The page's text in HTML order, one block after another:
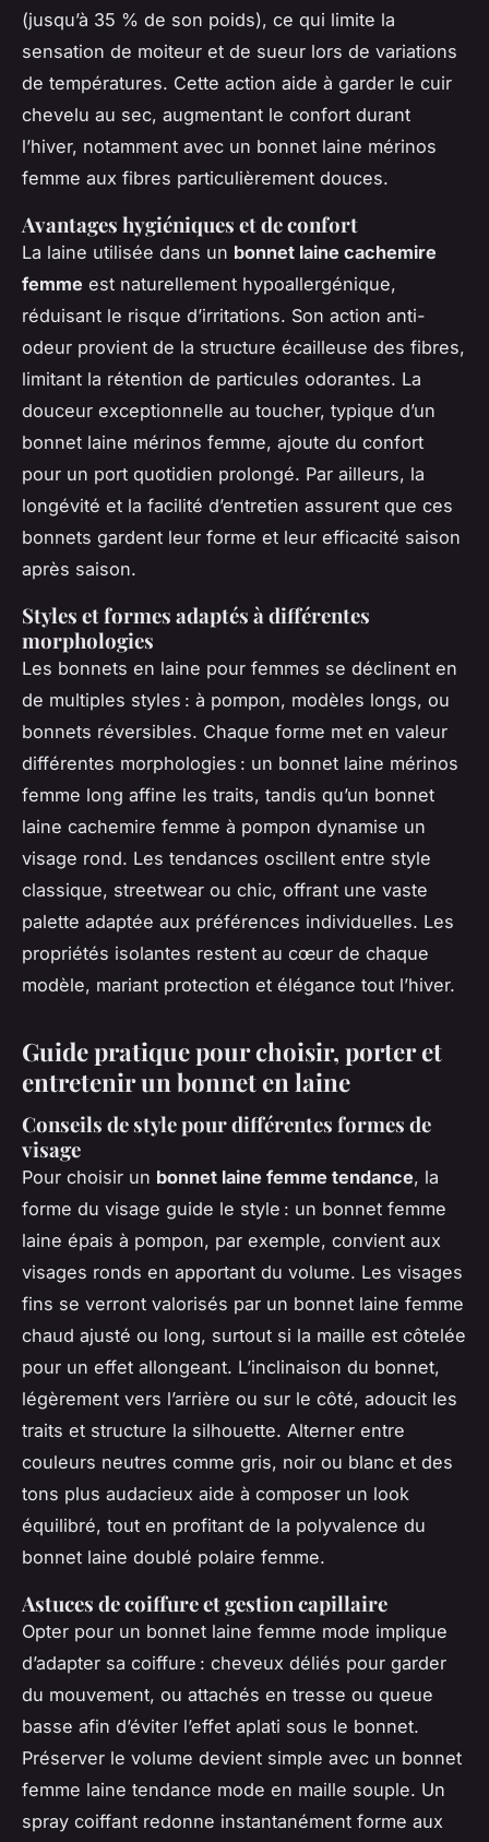
(jusqu’à 35 % de son poids), ce qui limite la
sensation de moiteur et de sueur lors de variations
de températures. Cette action aide à garder le cuir
chevelu au sec, augmentant le confort durant
l’hiver, notamment avec un bonnet laine mérinos
femme aux fibres particulièrement douces.
Avantages hygiéniques et de confort
La laine utilisée dans un bonnet laine cachemire
femme est naturellement hypoallergénique,
réduisant le risque d’irritations. Son action anti-
odeur provient de la structure écailleuse des fibres,
limitant la rétention de particules odorantes. La
douceur exceptionnelle au toucher, typique d’un
bonnet laine mérinos femme, ajoute du confort
pour un port quotidien prolongé. Par ailleurs, la
longévité et la facilité d’entretien assurent que ces
bonnets gardent leur forme et leur efficacité saison
après saison.
Styles et formes adaptés à différentes
morphologies
Les bonnets en laine pour femmes se déclinent en
de multiples styles : à pompon, modèles longs, ou
bonnets réversibles. Chaque forme met en valeur
différentes morphologies : un bonnet laine mérinos
femme long affine les traits, tandis qu’un bonnet
laine cachemire femme à pompon dynamise un
visage rond. Les tendances oscillent entre style
classique, streetwear ou chic, offrant une vaste
palette adaptée aux préférences individuelles. Les
propriétés isolantes restent au cœur de chaque
modèle, mariant protection et élégance tout l’hiver.
Guide pratique pour choisir, porter et
entretenir un bonnet en laine
Conseils de style pour différentes formes de
visage
Pour choisir un bonnet laine femme tendance, la
forme du visage guide le style : un bonnet femme
laine épais à pompon, par exemple, convient aux
visages ronds en apportant du volume. Les visages
fins se verront valorisés par un bonnet laine femme
chaud ajusté ou long, surtout si la maille est côtelée
pour un effet allongeant. L’inclinaison du bonnet,
légèrement vers l’arrière ou sur le côté, adoucit les
traits et structure la silhouette. Alterner entre
couleurs neutres comme gris, noir ou blanc et des
tons plus audacieux aide à composer un look
équilibré, tout en profitant de la polyvalence du
bonnet laine doublé polaire femme.
Astuces de coiffure et gestion capillaire
Opter pour un bonnet laine femme mode implique
d’adapter sa coiffure : cheveux déliés pour garder
du mouvement, ou attachés en tresse ou queue
basse afin d’éviter l’effet aplati sous le bonnet.
Préserver le volume devient simple avec un bonnet
femme laine tendance mode en maille souple. Un
spray coiffant redonne instantanément forme aux